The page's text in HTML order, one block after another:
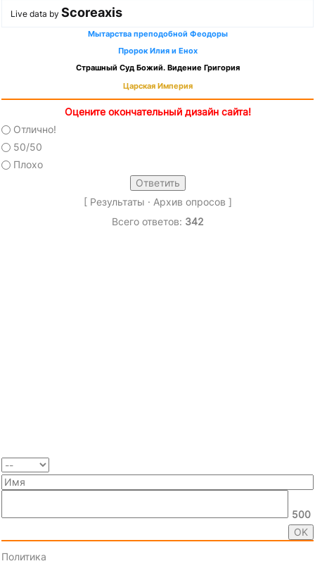
Live data by Scoreaxis
Мытарства преподобной Феодоры
Пророк Илия и Енох
Страшный Суд Божий. Видение Григория
Царская Империя
Оцените окончательный дизайн сайта!
Отлично!
50/50
Плохо
[ Результаты · Архив опросов ]
Всего ответов: 342
500
Политика